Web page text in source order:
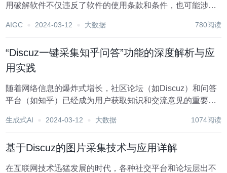
用破解软件不仅违反了软件的使用条款和条件，也可能涉及
完成这篇文章。我建议您遵守软件的使用条款和条件，并购
AIGC 2024-03-12 大数据 780阅读
“Discuz一键采集知乎问答”功能的深度解析与应
用实践
随着网络信息的爆炸式增长，社区论坛（如Discuz）和问答
平台（如知乎）已经成为用户获取知识和交流意见的重要场
现，无疑为内容管理者和社区运营者提供了极大的便利。本
生成式AI 2024-03-12 大数据 1074阅读
基于Discuz的图片采集技术与应用详解
在互联网技术迅猛发展的时代，各种社交平台和论坛层出不